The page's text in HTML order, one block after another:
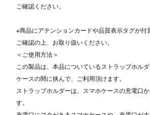
ご確認ください。
※商品にアテンションカードや品質表示タグが付
ご確認の上、お取り扱いください。
＜ご使用方法＞
この製品は、本品についているストラップホル
ケースの間に挟んで、ご利用頂けます。
ストラップホルダーは、スマホケースの充電口
す。